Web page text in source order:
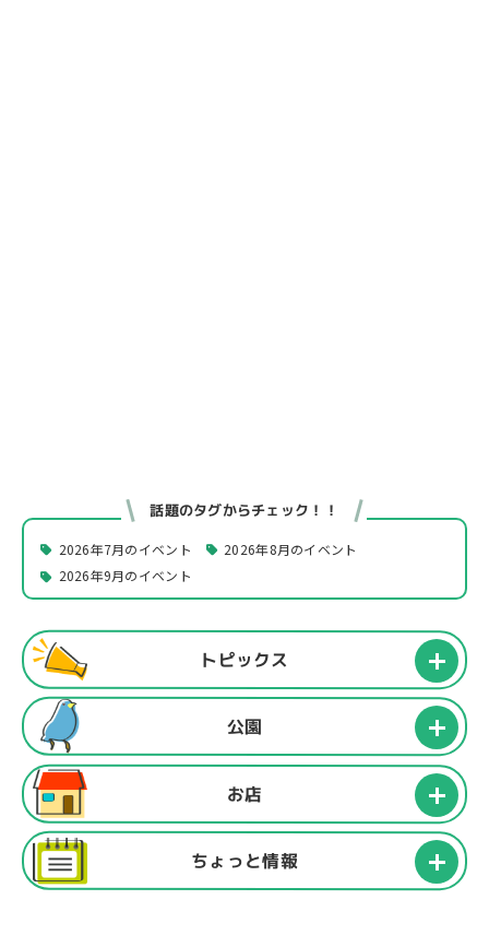
話題のタグからチェック！！
2026年7月のイベント
2026年8月のイベント
2026年9月のイベント
トピックス
公園
お店
ちょっと情報